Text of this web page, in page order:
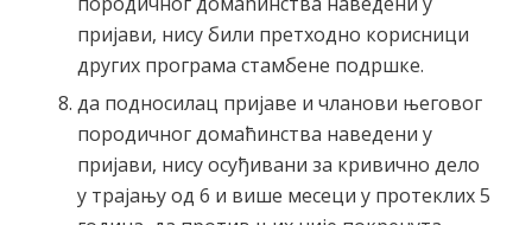
пријави, нису били претходно корисници
других програма стамбене подршке.
да подносилац пријаве и чланови његовог
породичног домаћинства наведени у
пријави, нису осуђивани за кривично дело
у трајању од 6 и више месеци у протеклих 5